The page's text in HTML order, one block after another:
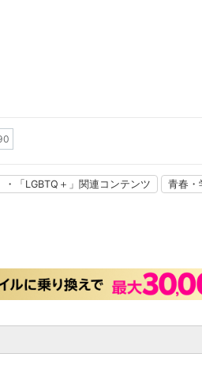
・「LGBTQ＋」関連コンテンツ 青春・